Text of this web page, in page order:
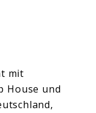
mit
House und